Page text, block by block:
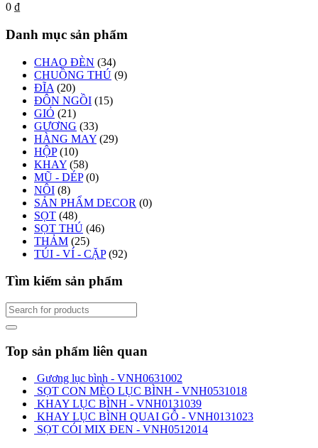
0 ₫
Danh mục sản phẩm
CHAO ĐÈN (34)
CHUỒNG THÚ (9)
ĐĨA (20)
ĐÔN NGỒI (15)
GIỎ (21)
GƯƠNG (33)
HÀNG MAY (29)
HỘP (10)
KHAY (58)
MŨ - DÉP (0)
NÔI (8)
SẢN PHẨM DECOR (0)
SỌT (48)
SỌT THÚ (46)
THẢM (25)
TÚI - VÍ - CẶP (92)
Tìm kiếm sản phẩm
Top sản phẩm liên quan
Gương lục bình - VNH0631002
SỌT CON MÈO LỤC BÌNH - VNH0531018
KHAY LỤC BÌNH - VNH0131039
KHAY LỤC BÌNH QUAI GỖ - VNH0131023
SỌT CÓI MIX ĐEN - VNH0512014